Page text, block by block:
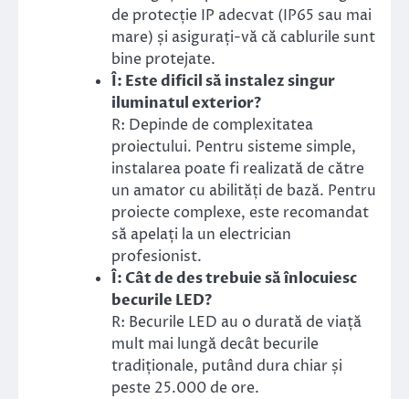
de protecție IP adecvat (IP65 sau mai
mare) și asigurați-vă că cablurile sunt
bine protejate.
Î: Este dificil să instalez singur
iluminatul exterior?
R: Depinde de complexitatea
proiectului. Pentru sisteme simple,
instalarea poate fi realizată de către
un amator cu abilități de bază. Pentru
proiecte complexe, este recomandat
să apelați la un electrician
profesionist.
Î: Cât de des trebuie să înlocuiesc
becurile LED?
R: Becurile LED au o durată de viață
mult mai lungă decât becurile
tradiționale, putând dura chiar și
peste 25.000 de ore.